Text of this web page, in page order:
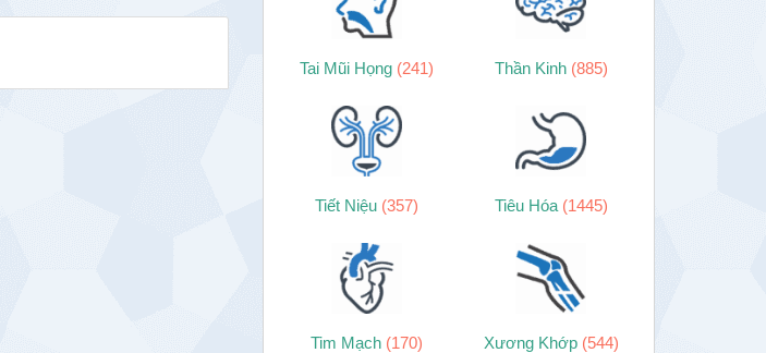
Tai Mũi Họng (241) Thần Kinh (885)
Tiết Niệu (357) Tiêu Hóa (1445)
Tim Mạch (170) Xương Khớp (544)